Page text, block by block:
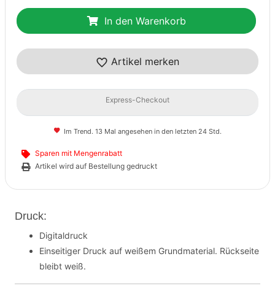
In den Warenkorb
Artikel merken
Express-Checkout
Im Trend. 13 Mal angesehen in den letzten 24 Std.
Sparen mit Mengenrabatt
Artikel wird auf Bestellung gedruckt
Druck:
Digitaldruck
Einseitiger Druck auf weißem Grundmaterial. Rückseite
bleibt weiß.